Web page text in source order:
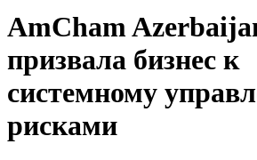
AmCham
призвала бизнес к
системному
рисками